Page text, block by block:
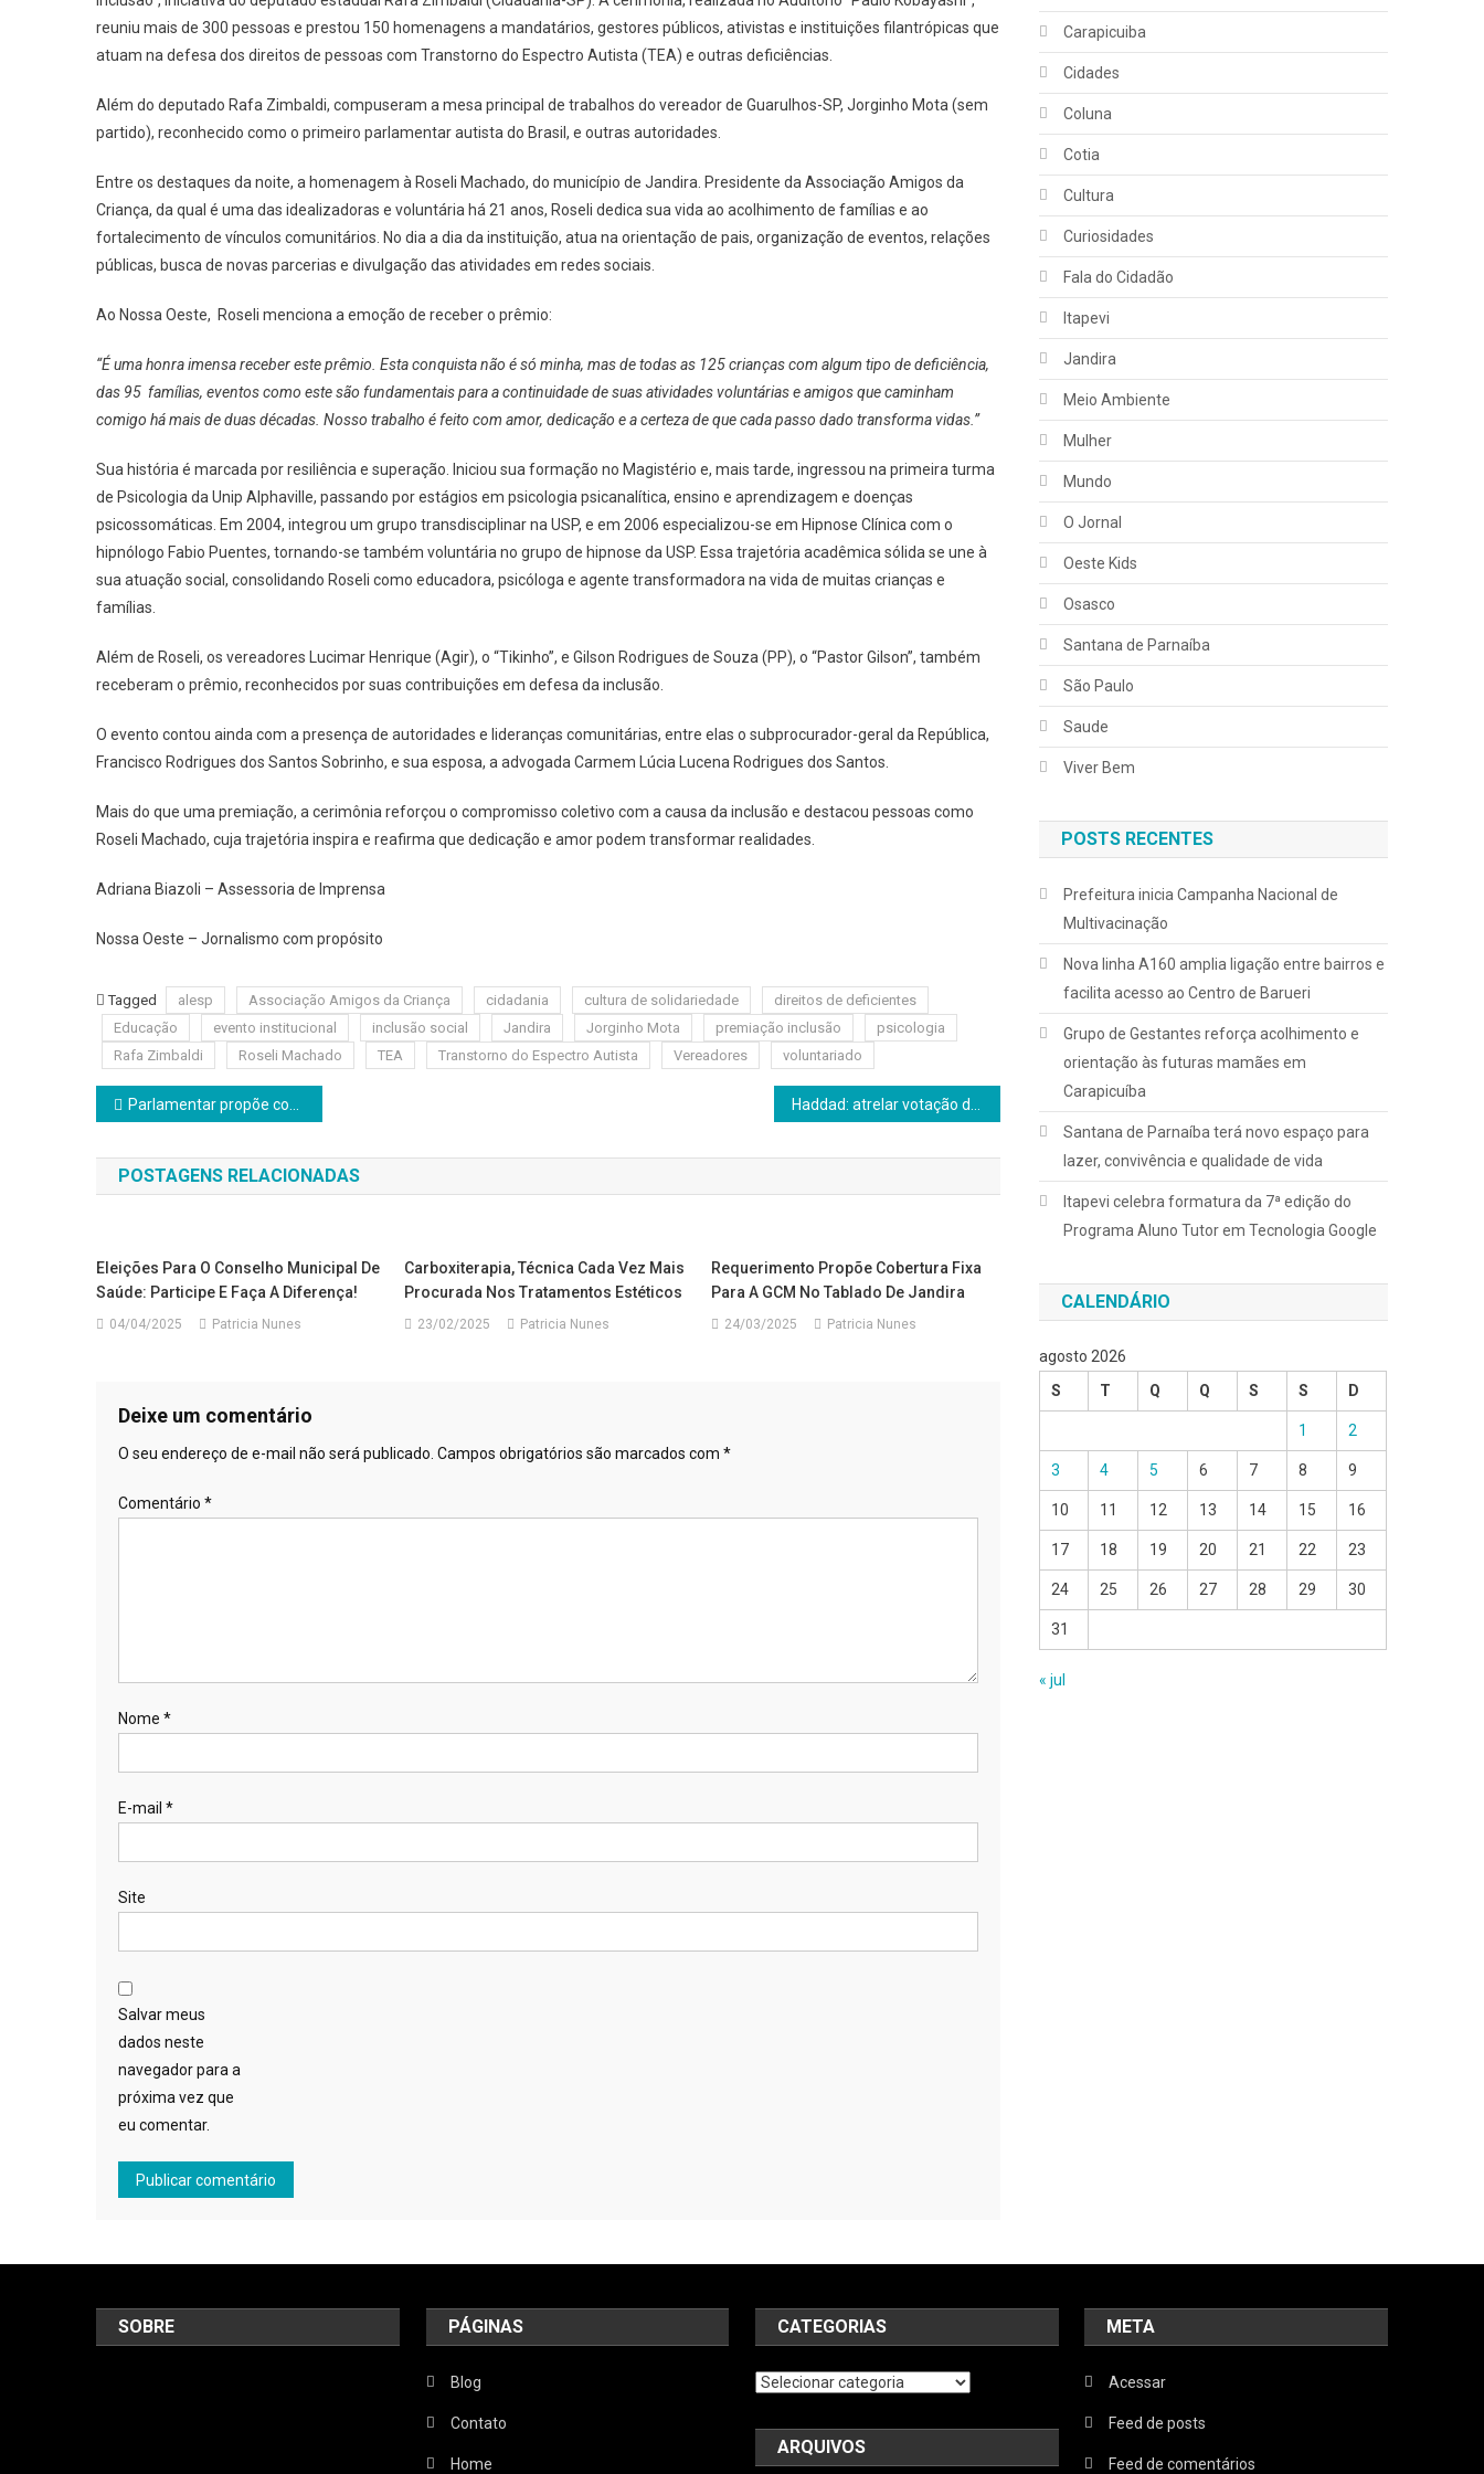
Roseli
Machado
Com
Prêmio
Juntos
Inclusão
reuniu mais de 300 pessoas e prestou 150 homenagens a mandatários, gestores públicos, ativistas e instituições filantrópicas que
atuam na defesa dos direitos de pessoas com Transtorno do Espectro Autista (TEA) e outras deficiências.
Além do deputado Rafa Zimbaldi, compuseram a mesa principal de trabalhos do vereador de Guarulhos-SP, Jorginho Mota (sem
partido), reconhecido como o primeiro parlamentar autista do Brasil, e outras autoridades.
Entre os destaques da noite, a homenagem à Roseli Machado, do município de Jandira. Presidente da Associação Amigos da
Criança, da qual é uma das idealizadoras e voluntária há 21 anos, Roseli dedica sua vida ao acolhimento de famílias e ao
fortalecimento de vínculos comunitários. No dia a dia da instituição, atua na orientação de pais, organização de eventos, relações
públicas, busca de novas parcerias e divulgação das atividades em redes sociais.
Ao Nossa Oeste, Roseli menciona a emoção de receber o prêmio:
“É uma honra imensa receber este prêmio. Esta conquista não é só minha, mas de todas as 125 crianças com algum tipo de deficiência,
das 95 famílias, eventos como este são fundamentais para a continuidade de suas atividades voluntárias e amigos que caminham
comigo há mais de duas décadas. Nosso trabalho é feito com amor, dedicação e a certeza de que cada passo dado transforma vidas.”
Sua história é marcada por resiliência e superação. Iniciou sua formação no Magistério e, mais tarde, ingressou na primeira turma
de Psicologia da Unip Alphaville, passando por estágios em psicologia psicanalítica, ensino e aprendizagem e doenças
psicossomáticas. Em 2004, integrou um grupo transdisciplinar na USP, e em 2006 especializou-se em Hipnose Clínica com o
hipnólogo Fabio Puentes, tornando-se também voluntária no grupo de hipnose da USP. Essa trajetória acadêmica sólida se une à
sua atuação social, consolidando Roseli como educadora, psicóloga e agente transformadora na vida de muitas crianças e
famílias.
Além de Roseli, os vereadores Lucimar Henrique (Agir), o “Tikinho”, e Gilson Rodrigues de Souza (PP), o “Pastor Gilson”, também
receberam o prêmio, reconhecidos por suas contribuições em defesa da inclusão.
O evento contou ainda com a presença de autoridades e lideranças comunitárias, entre elas o subprocurador-geral da República,
Francisco Rodrigues dos Santos Sobrinho, e sua esposa, a advogada Carmem Lúcia Lucena Rodrigues dos Santos.
Mais do que uma premiação, a cerimônia reforçou o compromisso coletivo com a causa da inclusão e destacou pessoas como
Roseli Machado, cuja trajetória inspira e reafirma que dedicação e amor podem transformar realidades.
Adriana Biazoli – Assessoria de Imprensa
Nossa Oeste – Jornalismo com propósito
Tagged alesp Associação Amigos da Criança cidadania cultura de solidariedade
direitos de deficientes
Educação
evento institucional inclusão social Jandira Jorginho Mota premiação inclusão
psicologia
Rafa Zimbaldi
Roseli Machado TEA Transtorno do Espectro Autista Vereadores voluntariado
Navegação
de
Post
Parlamentar propõe contratação de médicos especialistas ou celebração de convênios em Jandira
POSTAGENS RELACIONADAS
Eleições Para O Conselho Municipal De
Saúde: Participe E Faça A Diferença!
04/04/2025 Patricia Nunes
Carboxiterapia, Técnica Cada Vez Mais
Procurada Nos Tratamentos Estéticos
23/02/2025 Patricia Nunes
Requerimento Propõe Cobertura Fixa
Para A GCM No Tablado De Jandira
24/03/2025 Patricia Nunes
Deixe um comentário
O seu endereço de e-mail não será publicado. Campos obrigatórios são marcados com *
Comentário *
Nome *
E-mail *
Site
Salvar meus
dados neste
navegador para a
próxima vez que
eu comentar.
Carapicuiba
Cidades
Coluna
Cotia
Cultura
Curiosidades
Fala do Cidadão
Itapevi
Jandira
Meio Ambiente
Mulher
Mundo
O Jornal
Oeste Kids
Osasco
Santana de Parnaíba
São Paulo
Saude
Viver Bem
POSTS RECENTES
Prefeitura inicia Campanha Nacional de
Multivacinação
Nova linha A160 amplia ligação entre bairros e
facilita acesso ao Centro de Barueri
Grupo de Gestantes reforça acolhimento e
orientação às futuras mamães em
Carapicuíba
Santana de Parnaíba terá novo espaço para
lazer, convivência e qualidade de vida
Itapevi celebra formatura da 7ª edição do
Programa Aluno Tutor em Tecnologia Google
CALENDÁRIO
agosto 2026
S
T Q Q S S D
1 2
3 4 5 6 7 8 9
10 11 12 13 14 15 16
17 18 19 20 21 22 23
24 25 26 27 28 29 30
31
« jul
SOBRE PÁGINAS
Blog
Contato
Home
CATEGORIAS
Categorias
ARQUIVOS
META
Acessar
Feed de posts
Feed de comentários